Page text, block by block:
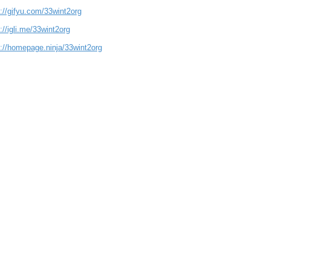
gifyu.com/33wint2org
igli.me/33wint2org
homepage.ninja/33wint2org